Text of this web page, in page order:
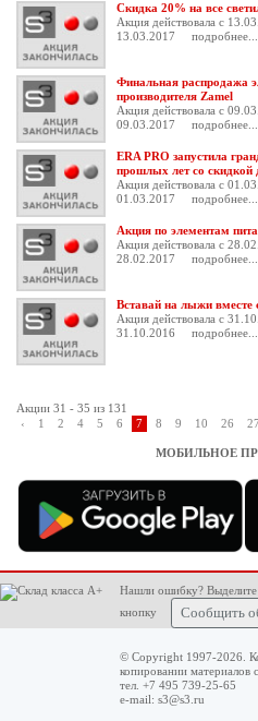
Скидка 20% на все
Акция действовала с
13.03.2017
подробнее...
Финальная распродажа
производителя Zamel
Акция действовала с
09.03.2017
подробнее...
ERA PRO запустила
прошлых лет со скидкой
Акция действовала с
01.03.2017
подробнее...
Акция по элементам
Акция действовала с
28.02.2017
подробнее...
Вставай на лыжи вместе
Акция действовала с
31.10.2016
подробнее...
Акции 31 - 35 из 131
‹
1 2 4 5 6 7 8 9 10 26 27
МОБИЛЬНОЕ
Нашли ошибку?
кнопку
Сообщить
© Copyright 1997-2026.
копировании материалов
тел. +7 495 739-25-65
e-mail: s3@s3.ru